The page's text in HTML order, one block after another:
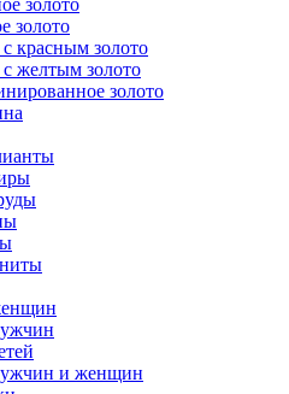
золото
золото
с красным золото
с желтым золото
золото
и женщин